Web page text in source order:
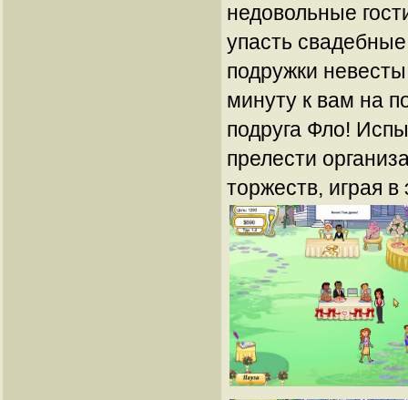
недовольные
упасть
подружки
минуту к вам на
подруга Фло!
прелести
торжеств, играя в